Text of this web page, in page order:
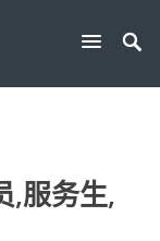
,服务生,